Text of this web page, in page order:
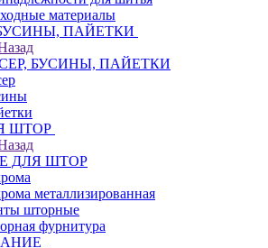
материалы
ПАЙЕТКИ
БУСИНЫ, ПАЙЕТКИ
ШТОР
ДЛЯ ШТОР
металлизированная
шторные
фурнитура